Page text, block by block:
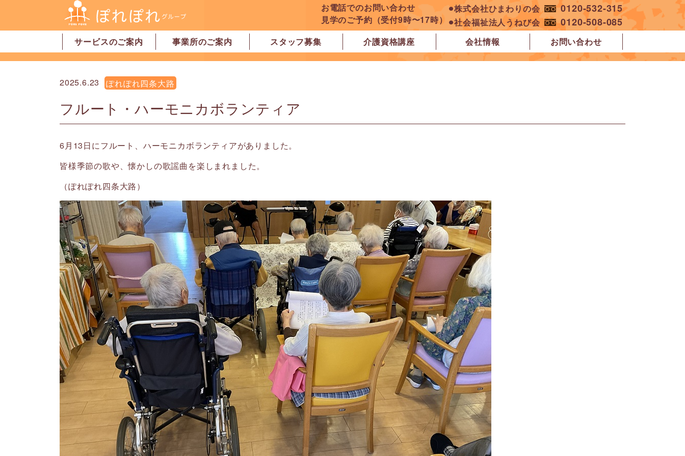
お電話でのお問い合わせ
見学のご予約（受付9時〜17時）
⚫︎株式会社ひまわりの会 0120-532-315
⚫︎社会福祉法人うねび会 0120-508-085
サービスのご案内
居宅介護支援
訪問介護
訪問看護
デイサービス
グループホーム
地域密着型特別養護老人ホーム
ショートステイ
有料老人ホーム
サービス付高齢者向け住宅
家事代行サービス
「認可」小規模保育園
事業所のご案内
事業所一覧・奈良市
ぽれぽれ学園前レジデンス
ぽれぽれ登美ヶ丘
ぽれぽれ四条大路
ぽれぽれ東登美ヶ丘
ぽれぽれケアセンター青山
事業所一覧・橿原市 ぽれぽれ中和
ぽれぽれ橿原在宅支援相談センター
ぽれぽれケアセンター 白橿
ぽれぽれ白橿コンフォート
ぽれぽれ八木西スクエア
橿原市地域包括支援センター北エリア
スタッフ募集 介護資格講座 会社情報 お問い合わせ
2025.6.23 ぽれぽれ四条大路
フルート・ハーモニカボランティア
6月13日にフルート、ハーモニカボランティアがありました。
皆様季節の歌や、懐かしの歌謡曲を楽しまれました。
（ぽれぽれ四条大路）